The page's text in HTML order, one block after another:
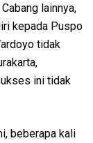
lainnya,
kepada Puspo
tidak
ini tidak
beberapa kali